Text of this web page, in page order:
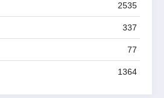
2535
337
77
1364